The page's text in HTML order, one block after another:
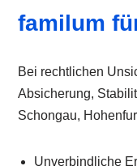
familum
Bei rechtlichen
Absicherung,
Schongau,
Unverbindliche